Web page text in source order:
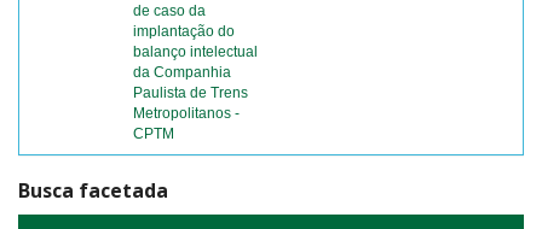
de caso da
implantação do
balanço intelectual
da Companhia
Paulista de Trens
Metropolitanos -
CPTM
Busca facetada